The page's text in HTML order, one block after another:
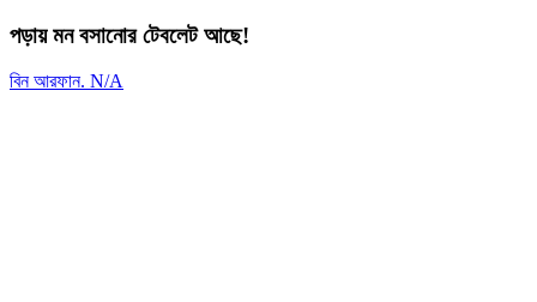
পড়ায় মন বসানোর টেবলেট আছে!
বিন আরফান. N/A